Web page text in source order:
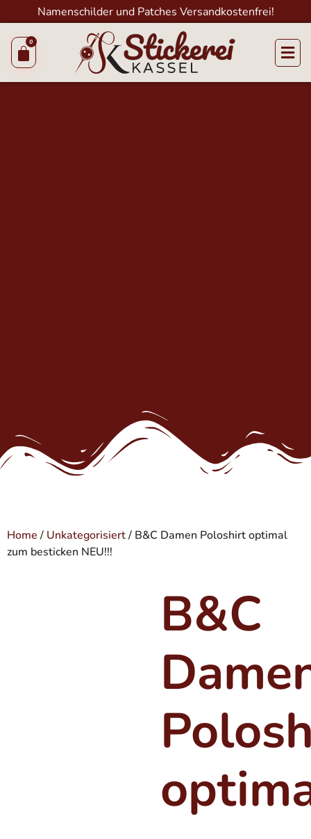
Namenschilder und Patches Versandkostenfrei!
Home / Unkategorisiert/ B&C Damen Poloshirt optimal
zum besticken NEU!!!
B&C